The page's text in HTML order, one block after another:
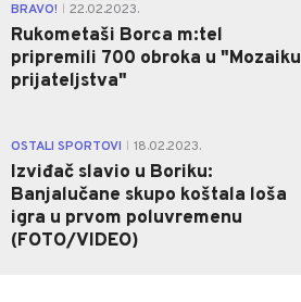
BRAVO! 22.02.2023.
Rukometaši Borca m:tel
pripremili 700 obroka u "Mozaiku
prijateljstva"
OSTALI SPORTOVI 18.02.2023.
Izviđač slavio u Boriku:
Banjalučane skupo koštala loša
igra u prvom poluvremenu
(FOTO/VIDEO)